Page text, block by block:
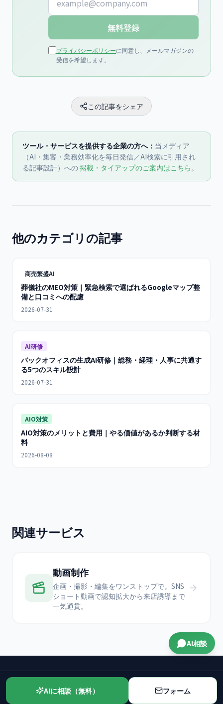
無料登録
プライバシーポリシーに同意し、メールマガジンの
受信を希望します。
この記事をシェア
ツール・サービスを提供する企業の方へ： 当メディア
（AI・集客・業務効率化を毎日発信／AI検索に引用され
る記事設計）への掲載・タイアップのご案内はこちら。
他のカテゴリの記事
商売繁盛AI
葬儀社のMEO対策｜緊急検索で選ばれるGoogleマップ整
備と口コミへの配慮
2026-07-31
AI研修
バックオフィスの生成AI研修｜総務・経理・人事に共通す
る5つのスキル設計
2026-07-31
AIO対策
AIO対策のメリットと費用｜やる価値があるか判断する材
料
2026-08-08
関連サービス
動画制作
企画・撮影・編集をワンストップで。SNS
ショート動画で認知拡大から来店誘導まで
一気通貫。
CONTACT
AIに相談（無料） フォーム
AI相談